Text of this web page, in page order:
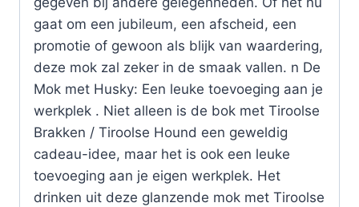
gaat om een jubileum, een afscheid, een
promotie of gewoon als blijk van waardering,
deze mok zal zeker in de smaak vallen. n De
Mok met Husky: Een leuke toevoeging aan je
werkplek . Niet alleen is de bok met Tiroolse
Brakken / Tiroolse Hound een geweldig
cadeau-idee, maar het is ook een leuke
toevoeging aan je eigen werkplek. Het
drinken uit deze glanzende mok met Tiroolse